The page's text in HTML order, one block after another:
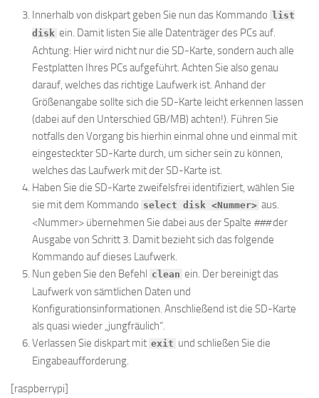
Innerhalb von diskpart geben Sie nun das Kommando list
disk ein. Damit listen Sie alle Datenträger des PCs auf.
Achtung: Hier wird nicht nur die SD-Karte, sondern auch alle
Festplatten Ihres PCs aufgeführt. Achten Sie also genau
darauf, welches das richtige Laufwerk ist. Anhand der
Größenangabe sollte sich die SD-Karte leicht erkennen lassen
(dabei auf den Unterschied GB/MB) achten!). Führen Sie
notfalls den Vorgang bis hierhin einmal ohne und einmal mit
eingesteckter SD-Karte durch, um sicher sein zu können,
welches das Laufwerk mit der SD-Karte ist.
Haben Sie die SD-Karte zweifelsfrei identifiziert, wählen Sie
sie mit dem Kommando select disk <Nummer> aus.
<Nummer> übernehmen Sie dabei aus der Spalte ###der
Ausgabe von Schritt 3. Damit bezieht sich das folgende
Kommando auf dieses Laufwerk.
Nun geben Sie den Befehl clean ein. Der bereinigt das
Laufwerk von sämtlichen Daten und
Konfigurationsinformationen. Anschließend ist die SD-Karte
als quasi wieder „jungfräulich“.
Verlassen Sie diskpart mit exit und schließen Sie die
Eingabeaufforderung.
[raspberrypi]